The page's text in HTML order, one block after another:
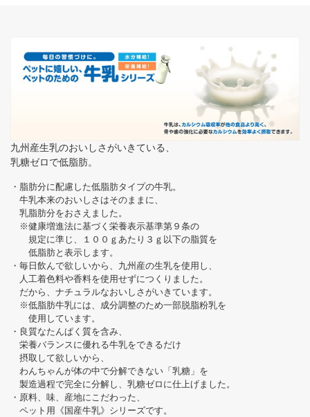
九州産生乳のおいしさがいきている、
乳糖ゼロで低脂肪。
・脂肪分に配慮した低脂肪タイプの牛乳。
牛乳本来のおいしさはそのままに、
乳脂肪分をおさえました。
※健康増進法に基づく栄養表示基準第９条の
規定に準じ、１００ｇあたり３ｇ以下の脂質を
低脂肪と表示します。
・毎日飲んで欲しいから、九州産の生乳を使用し、
人工着色料や香料を使用せずにつくりました。
だから、ナチュラルなおいしさがいきています。
※低脂肪牛乳には、成分調整のため一部脱脂粉乳を
使用しています。
・良質なたんぱく質を含み、
栄養バランスに優れる牛乳をできるだけ
摂取して欲しいから、
わんちゃんが体の中で分解できない「乳糖」を
製造過程で完全に分解し、乳糖ゼロに仕上げました。
・原料、味、産地にこだわった、
ペット用《国産牛乳》シリーズです。